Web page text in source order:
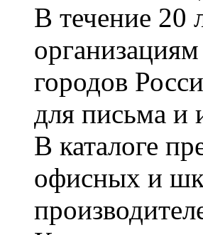
В течение 20
городов
для письма и
В каталоге
офисных и